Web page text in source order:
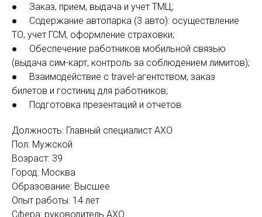
● Заказ, прием, выдача и учет ТМЦ;
● Содержание автопарка (3 авто): осуществление
ТО, учет ГСМ, оформление страховки;
● Обеспечение работников мобильной связью
(выдача сим-карт, контроль за соблюдением лимитов);
● Взаимодействие с travel-агентством, заказ
билетов и гостиниц для работников;
● Подготовка презентаций и отчетов.
Должность: Главный специалист АХО
Пол: Мужской
Возраст: 39
Город: Москва
Образование: Высшее
Опыт работы: 14 лет
Сфера: руководитель АХО